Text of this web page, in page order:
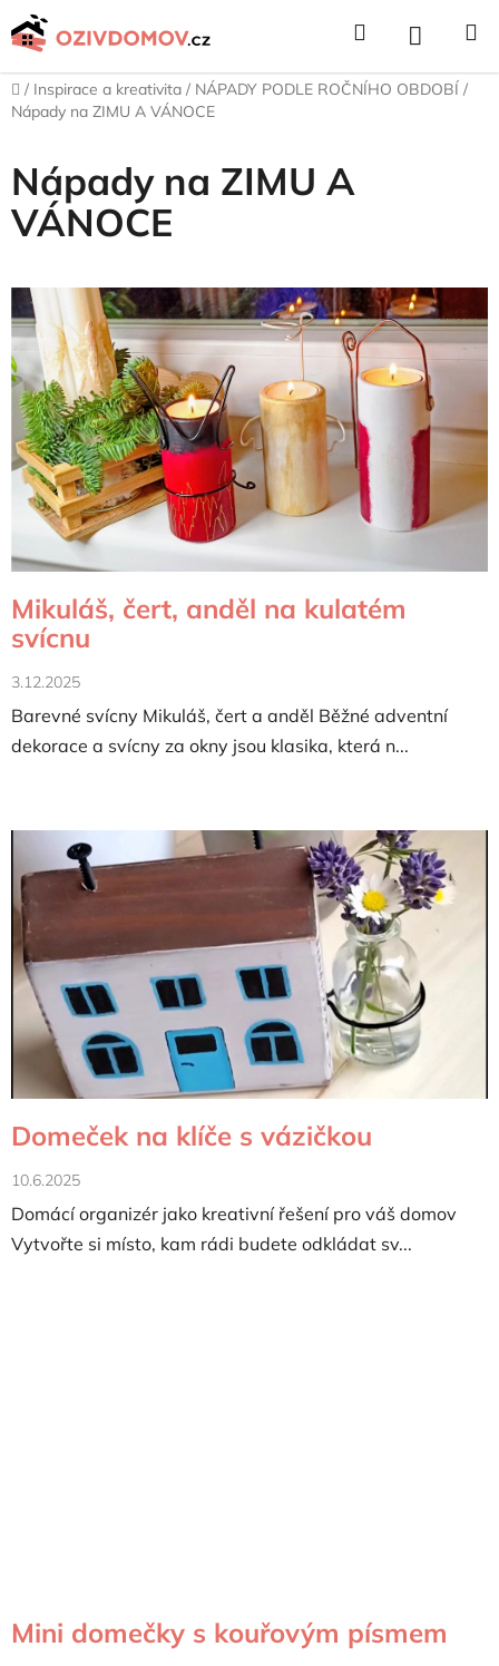
Přejít
na
Hledat NÁKUPNÍ
KOŠÍK
Domů
/ Inspirace a kreativita / NÁPADY PODLE ROČNÍHO OBDOBÍ /
Nápady na ZIMU A VÁNOCE
Nápady na ZIMU A
VÁNOCE
V
ý
p
i
s
č
l
á
ů
Mikuláš, čert, anděl na kulatém
svícnu
3.12.2025
Barevné svícny Mikuláš, čert a anděl Běžné adventní
dekorace a svícny za okny jsou klasika, která n...
Domeček na klíče s vázičkou
10.6.2025
Domácí organizér jako kreativní řešení pro váš domov
Vytvořte si místo, kam rádi budete odkládat sv...
Mini domečky s kouřovým písmem